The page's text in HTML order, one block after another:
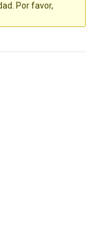
Por favor,